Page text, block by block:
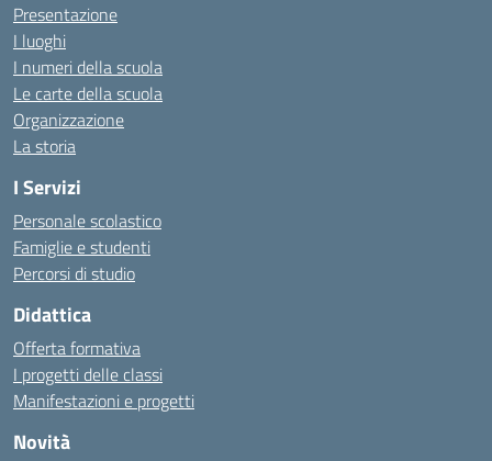
Presentazione
I luoghi
I numeri della scuola
Le carte della scuola
Organizzazione
La storia
I Servizi
Personale scolastico
Famiglie e studenti
Percorsi di studio
Didattica
Offerta formativa
I progetti delle classi
Manifestazioni e progetti
Novità